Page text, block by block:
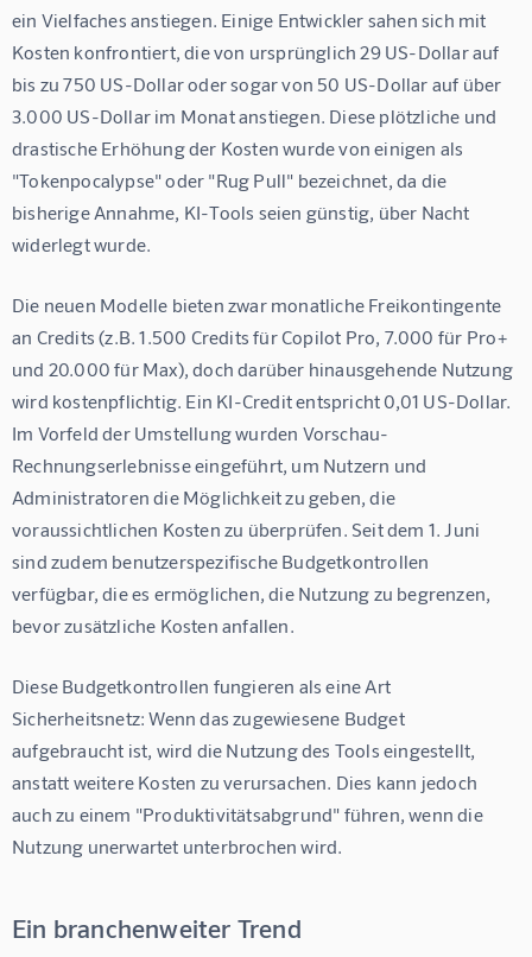
ein Vielfaches anstiegen. Einige Entwickler sahen sich mit
Kosten konfrontiert, die von ursprünglich 29 US-Dollar auf
bis zu 750 US-Dollar oder sogar von 50 US-Dollar auf über
3.000 US-Dollar im Monat anstiegen. Diese plötzliche und
drastische Erhöhung der Kosten wurde von einigen als
"Tokenpocalypse" oder "Rug Pull" bezeichnet, da die
bisherige Annahme, KI-Tools seien günstig, über Nacht
widerlegt wurde.
Die neuen Modelle bieten zwar monatliche Freikontingente
an Credits (z.B. 1.500 Credits für Copilot Pro, 7.000 für Pro+
und 20.000 für Max), doch darüber hinausgehende Nutzung
wird kostenpflichtig. Ein KI-Credit entspricht 0,01 US-Dollar.
Im Vorfeld der Umstellung wurden Vorschau-
Rechnungserlebnisse eingeführt, um Nutzern und
Administratoren die Möglichkeit zu geben, die
voraussichtlichen Kosten zu überprüfen. Seit dem 1. Juni
sind zudem benutzerspezifische Budgetkontrollen
verfügbar, die es ermöglichen, die Nutzung zu begrenzen,
bevor zusätzliche Kosten anfallen.
Diese Budgetkontrollen fungieren als eine Art
Sicherheitsnetz: Wenn das zugewiesene Budget
aufgebraucht ist, wird die Nutzung des Tools eingestellt,
anstatt weitere Kosten zu verursachen. Dies kann jedoch
auch zu einem "Produktivitätsabgrund" führen, wenn die
Nutzung unerwartet unterbrochen wird.
Ein branchenweiter Trend